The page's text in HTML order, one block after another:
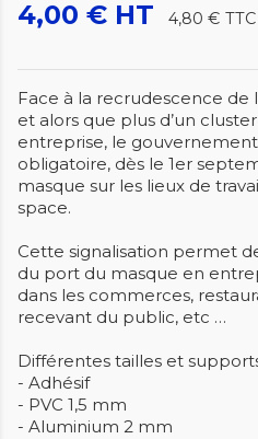
4,00 € HT 4,80 € TTC
Face à la recrudescence de
et alors que plus d’un
entreprise, le
obligatoire, dès le 1er
masque sur les lieux de
space.
Cette signalisation permet
du port du masque en
dans les commerces,
recevant du public, etc …
Différentes tailles et
- Adhésif
- PVC 1,5 mm
- Aluminium 2 mm